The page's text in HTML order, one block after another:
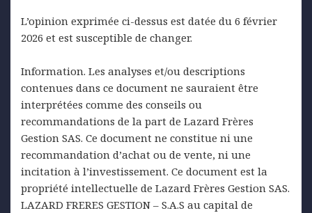
L’opinion exprimée ci-dessus est datée du 6 février
2026 et est susceptible de changer.
Information. Les analyses et/ou descriptions
contenues dans ce document ne sauraient être
interprétées comme des conseils ou
recommandations de la part de Lazard Frères
Gestion SAS. Ce document ne constitue ni une
recommandation d’achat ou de vente, ni une
incitation à l’investissement. Ce document est la
propriété intellectuelle de Lazard Frères Gestion SAS.
LAZARD FRERES GESTION – S.A.S au capital de